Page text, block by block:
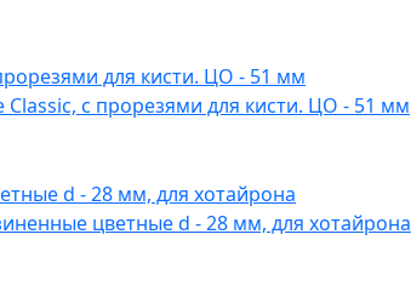
с прорезями для кисти. ЦО - 51 мм
цветные d - 28 мм, для хотайрона